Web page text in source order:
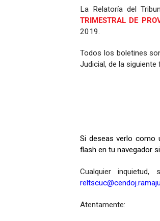
La Relatoría del
TRIMESTRAL DE
2019.
Todos los boletines
Judicial, de la siguiente
Si deseas verlo como
flash en tu navegador
Cualquier
Atentamente: